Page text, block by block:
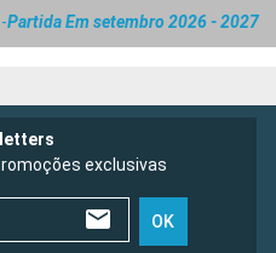
Partida Em setembro 2026 - 2027
exclusivas
OK